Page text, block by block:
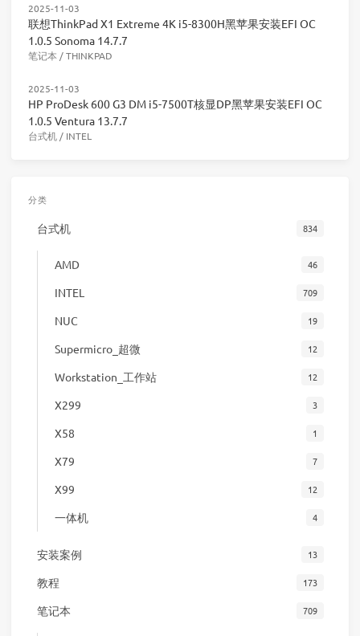
2025-11-03
联想ThinkPad X1 Extreme 4K i5-8300H黑苹果安装EFI OC
1.0.5 Sonoma 14.7.7
笔记本 /THINKPAD
2025-11-03
HP ProDesk 600 G3 DM i5-7500T核显DP黑苹果安装EFI OC
1.0.5 Ventura 13.7.7
台式机/ INTEL
分类
台式机 834
AMD 46
INTEL 709
NUC 19
Supermicro_超微 12
Workstation_工作站 12
X299 3
X58 1
X79 7
X99 12
一体机 4
安装案例 13
教程 173
笔记本 709